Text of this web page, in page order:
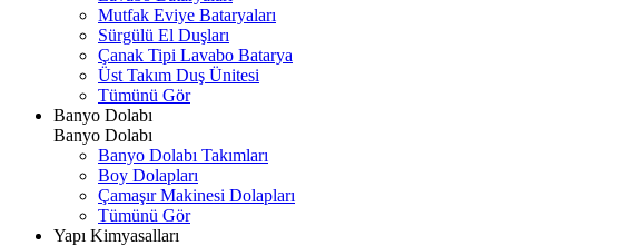
Mutfak Eviye Bataryaları
Sürgülü El Duşları
Çanak Tipi Lavabo Batarya
Üst Takım Duş Ünitesi
Tümünü Gör
Banyo Dolabı
Banyo Dolabı
Banyo Dolabı Takımları
Boy Dolapları
Çamaşır Makinesi Dolapları
Tümünü Gör
Yapı Kimyasalları